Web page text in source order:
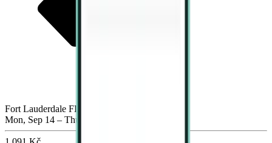
Fort Lauderdale FLL
Mon, Sep 14 – Thu, Sep 17